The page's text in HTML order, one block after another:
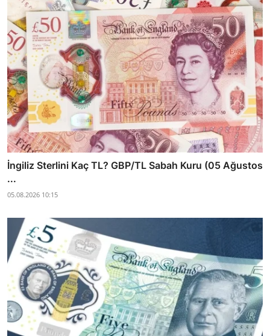
İngiliz Sterlini Kaç TL? GBP/TL Sabah Kuru (05 Ağustos
...
05.08.2026 10:15